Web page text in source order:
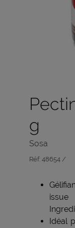
g
Sosa
Réf: 48654 /
issue
Idéal